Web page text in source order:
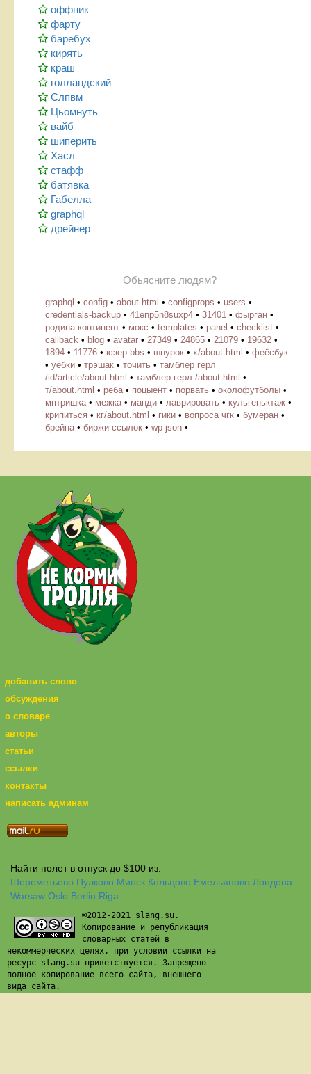
оффник
фарту
баребух
кирять
краш
голландский
Слпвм
Цьомнуть
вайб
шиперить
Хасл
стафф
батявка
Габелла
graphql
дрейнер
Обьясните людям?
graphql • config • about.html • configprops • users •
credentials-backup • 41enp5n8suxp4 • 31401 • фырган •
родина континент • мокс • templates • panel • checklist •
callback • blog • avatar • 27349 • 24865 • 21079 • 19632 •
1894 • 11776 • юзер bbs • шнурок • х/about.html • феёсбук
• уёбки • трэшак • точить • тамблер герл
/id/article/about.html • тамблер герл /about.html •
т/about.html • реба• поцыент • порвать • околофутболы •
мптришка• межка• манди • лаврировать • кульгеньктаж •
крипиться • кг/about.html • гики • вопроса чгк • бумеран •
брейна• биржи ссылок • wp-json •
добавить слово
обсуждения
о словаре
авторы
статьи
ссылки
контакты
написать админам
Найти полет в отпуск до $100 из:
Шереметьево Пулково Минск Кольцово Емельяново Лондона
Warsaw Oslo Berlin Riga
©2012-2021 slang.su.
Копирование и републикация
словарных статей в
некоммерческих целях, при условии ссылки на
ресурс slang.su приветствуется. Запрещено
полное копирование всего сайта, внешнего
вида сайта.